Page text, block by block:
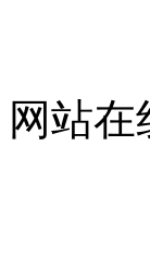
网站在